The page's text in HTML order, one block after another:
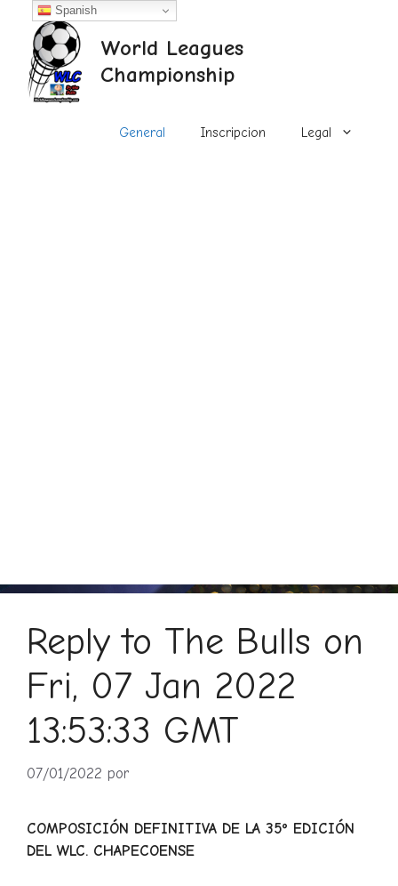
contenido
World Leagues
Championship
General Inscripcion Legal
Reply to The Bulls on
Fri, 07 Jan 2022
13:53:33 GMT
07/01/2022 por
COMPOSICIÓN DEFINITIVA DE LA 35º EDICIÓN
DEL WLC. CHAPECOENSE
Spanish